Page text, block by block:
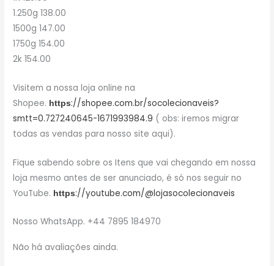
1.250g 138.00
1500g 147.00
1750g 154.00
2k 154.00
Visitem a nossa loja online na
Shopee. https://shopee.com.br/socolecionaveis?
smtt=0.727240645-1671993984.9 ( obs: iremos migrar
todas as vendas para nosso site aqui).
Fique sabendo sobre os Itens que vai chegando em nossa
loja mesmo antes de ser anunciado, é só nos seguir no
YouTube. https://youtube.com/@lojasocolecionaveis
Nosso WhatsApp. +44 7895 184970
Não há avaliações ainda.